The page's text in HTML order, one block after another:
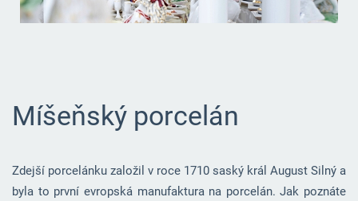
Míšeňský porcelán
Zdejší porcelánku založil v roce 1710 saský král August Silný a
byla to první evropská manufaktura na porcelán. Jak poznáte